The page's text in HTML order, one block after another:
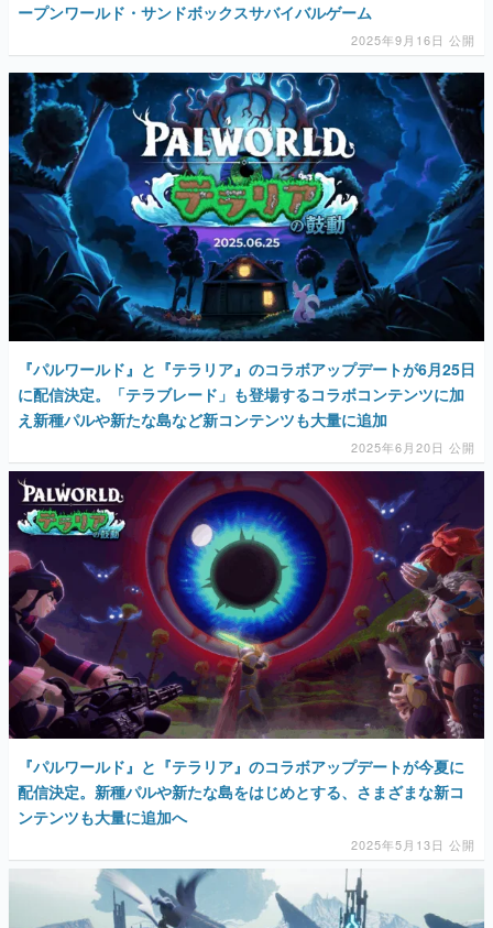
ープンワールド・サンドボックスサバイバルゲーム
2025年9月16日 公開
『パルワールド』と『テラリア』のコラボアップデートが6月25日
に配信決定。「テラブレード」も登場するコラボコンテンツに加
え新種パルや新たな島など新コンテンツも大量に追加
2025年6月20日 公開
『パルワールド』と『テラリア』のコラボアップデートが今夏に
配信決定。新種パルや新たな島をはじめとする、さまざまな新コ
ンテンツも大量に追加へ
2025年5月13日 公開